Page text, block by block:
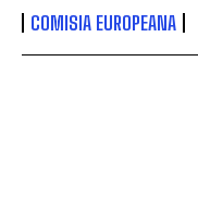
COMISIA EUROPEANA